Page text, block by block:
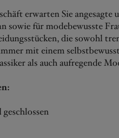
erwarten Sie
sowie für modebewusste
die sowohl
mit einem
als auch aufregende